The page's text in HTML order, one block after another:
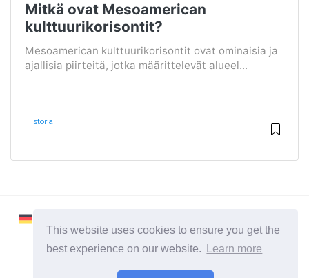
This website uses cookies to ensure you get the
best experience on our website.
Learn more
Mitkä ovat Mesoamerican
kulttuurikorisontit?
Mesoamerican kulttuurikorisontit ovat ominaisia ​​ja
ajallisia piirteitä, jotka määrittelevät alueel...
Historia
2026 ©Learnaboutworld